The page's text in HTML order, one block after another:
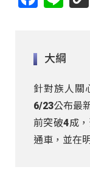
大綱
針對族人關
6/23公布最
前突破4成
通車，並在